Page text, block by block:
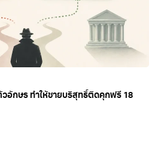
อักษร ทำให้ชายบริสุทธิ์ติดคุกฟรี 18